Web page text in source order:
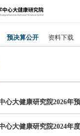
预决算公开 资料下载